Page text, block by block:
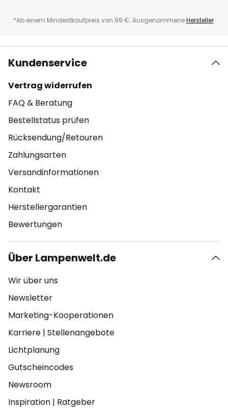
*Ab einem Mindestkaufpreis von 99 €. AusgenommeneHersteller.
Kundenservice
Vertrag widerrufen
FAQ & Beratung
Bestellstatus prüfen
Rücksendung/Retouren
Zahlungsarten
Versandinformationen
Kontakt
Herstellergarantien
Bewertungen
Über Lampenwelt.de
Wir über uns
Newsletter
Marketing-Kooperationen
Karriere | Stellenangebote
Lichtplanung
Gutscheincodes
Newsroom
Inspiration | Ratgeber